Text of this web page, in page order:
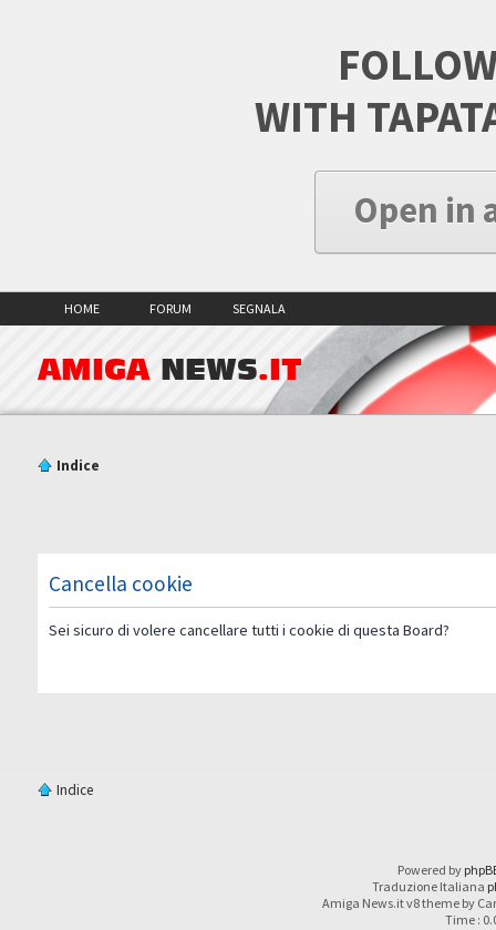
WITH
Open in
HOME FORUM SEGNALA
AMIGA NEWS.IT
Indice
Cancella cookie
Sei sicuro di volere cancellare tutti i cookie di questa Board?
Indice
Powered by
Traduzione Italiana
Amiga News.it v8 theme by
Time :